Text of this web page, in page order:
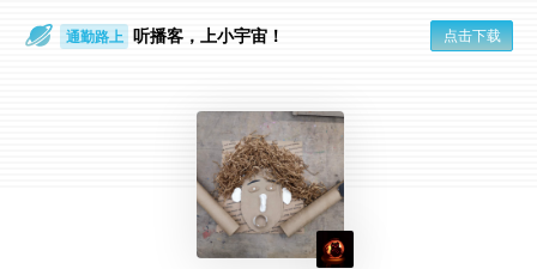
眼睛好累 听播客，上小宇宙！ 点击下载